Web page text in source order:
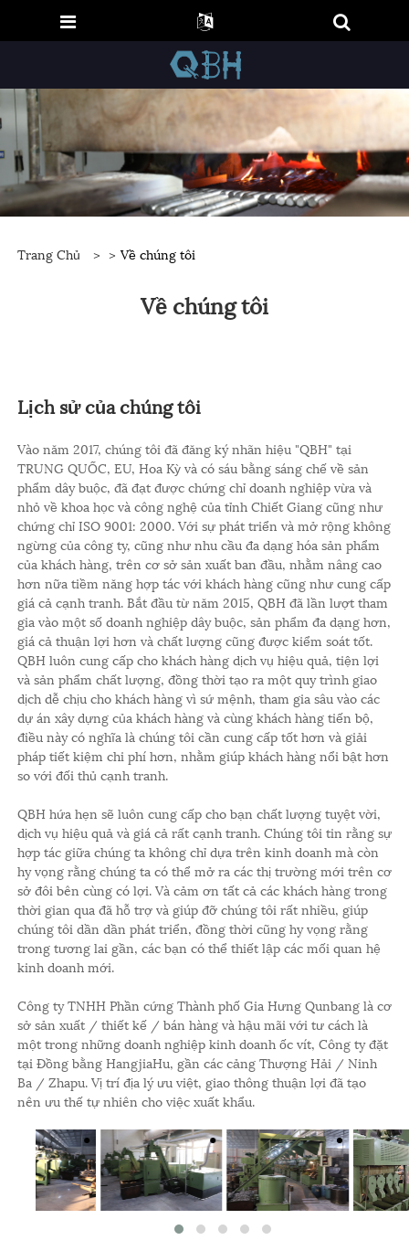
Trang Chủ > > Về chúng tôi
Về chúng tôi
Lịch sử của chúng tôi
Vào năm 2017, chúng tôi đã đăng ký nhãn hiệu "QBH" tại
TRUNG QUỐC, EU, Hoa Kỳ và có sáu bằng sáng chế về sản
phẩm dây buộc, đã đạt được chứng chỉ doanh nghiệp vừa và
nhỏ về khoa học và công nghệ của tỉnh Chiết Giang cũng như
chứng chỉ ISO 9001: 2000. Với sự phát triển và mở rộng không
ngừng của công ty, cũng như nhu cầu đa dạng hóa sản phẩm
của khách hàng, trên cơ sở sản xuất ban đầu, nhằm nâng cao
hơn nữa tiềm năng hợp tác với khách hàng cũng như cung cấp
giá cả cạnh tranh. Bắt đầu từ năm 2015, QBH đã lần lượt tham
gia vào một số doanh nghiệp dây buộc, sản phẩm đa dạng hơn,
giá cả thuận lợi hơn và chất lượng cũng được kiểm soát tốt.
QBH luôn cung cấp cho khách hàng dịch vụ hiệu quả, tiện lợi
và sản phẩm chất lượng, đồng thời tạo ra một quy trình giao
dịch dễ chịu cho khách hàng vì sứ mệnh, tham gia sâu vào các
dự án xây dựng của khách hàng và cùng khách hàng tiến bộ,
điều này có nghĩa là chúng tôi cần cung cấp tốt hơn và giải
pháp tiết kiệm chi phí hơn, nhằm giúp khách hàng nổi bật hơn
so với đối thủ cạnh tranh.
QBH hứa hẹn sẽ luôn cung cấp cho bạn chất lượng tuyệt vời,
dịch vụ hiệu quả và giá cả rất cạnh tranh. Chúng tôi tin rằng sự
hợp tác giữa chúng ta không chỉ dựa trên kinh doanh mà còn
hy vọng rằng chúng ta có thể mở ra các thị trường mới trên cơ
sở đôi bên cùng có lợi. Và cảm ơn tất cả các khách hàng trong
thời gian qua đã hỗ trợ và giúp đỡ chúng tôi rất nhiều, giúp
chúng tôi dần dần phát triển, đồng thời cũng hy vọng rằng
trong tương lai gần, các bạn có thể thiết lập các mối quan hệ
kinh doanh mới.
Công ty TNHH Phần cứng Thành phố Gia Hưng Qunbang là cơ
sở sản xuất / thiết kế / bán hàng và hậu mãi với tư cách là
một trong những doanh nghiệp kinh doanh ốc vít, Công ty đặt
tại Đồng bằng HangjiaHu, gần các cảng Thượng Hải / Ninh
Ba / Zhapu. Vị trí địa lý ưu việt, giao thông thuận lợi đã tạo
nên ưu thế tự nhiên cho việc xuất khẩu.